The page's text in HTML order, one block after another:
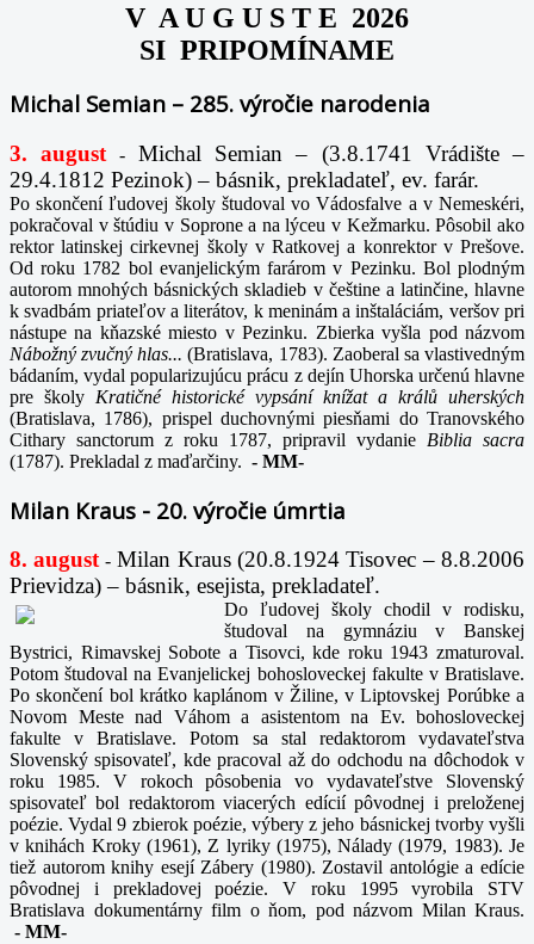
V A U G U S T E 2026
SI PRIPOMÍNAME
Michal Semian – 285. výročie narodenia
3. august -Michal Semian – (3.8.1741 Vrádište –
29.4.1812 Pezinok) – básnik, prekladateľ, ev. farár.
Po skončení ľudovej školy študoval vo Vádosfalve a v Nemeskéri,
pokračoval v štúdiu v Soprone a na lýceu v Kežmarku. Pôsobil ako
rektor latinskej cirkevnej školy v Ratkovej a konrektor v Prešove.
Od roku 1782 bol evanjelickým farárom v Pezinku. Bol plodným
autorom mnohých básnických skladieb v češtine a latinčine, hlavne
k svadbám priateľov a literátov, k meninám a inštaláciám, veršov pri
nástupe na kňazské miesto v Pezinku. Zbierka vyšla pod názvom
Nábožný zvučný hlas...(Bratislava, 1783). Zaoberal sa vlastivedným
bádaním, vydal popularizujúcu prácu z dejín Uhorska určenú hlavne
pre školy Kratičné historické vypsání knížat a králů uherských
(Bratislava, 1786), prispel duchovnými piesňami do Tranovského
Cithary sanctorum z roku 1787, pripravil vydanie Biblia sacra
(1787). Prekladal z maďarčiny. - MM-
Milan Kraus - 20. výročie úmrtia
8. august-Milan Kraus (20.8.1924 Tisovec – 8.8.2006
Prievidza) – básnik, esejista, prekladateľ.
Do ľudovej školy chodil v rodisku,
študoval na gymnáziu v Banskej
Bystrici, Rimavskej Sobote a Tisovci, kde roku 1943 zmaturoval.
Potom študoval na Evanjelickej bohosloveckej fakulte v Bratislave.
Po skončení bol krátko kaplánom v Žiline, v Liptovskej Porúbke a
Novom Meste nad Váhom a asistentom na Ev. bohosloveckej
fakulte v Bratislave. Potom sa stal redaktorom vydavateľstva
Slovenský spisovateľ, kde pracoval až do odchodu na dôchodok v
roku 1985. V rokoch pôsobenia vo vydavateľstve Slovenský
spisovateľ bol redaktorom viacerých edícií pôvodnej i preloženej
poézie. Vydal 9 zbierok poézie, výbery z jeho básnickej tvorby vyšli
v knihách Kroky (1961), Z lyriky (1975), Nálady (1979, 1983). Je
tiež autorom knihy esejí Zábery (1980). Zostavil antológie a edície
pôvodnej i prekladovej poézie. V roku 1995 vyrobila STV
Bratislava dokumentárny film o ňom, pod názvom Milan Kraus.
- MM-